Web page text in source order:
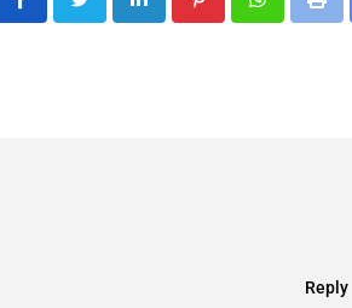
LinkedIn PinterestWhatsapp
Print
Reply